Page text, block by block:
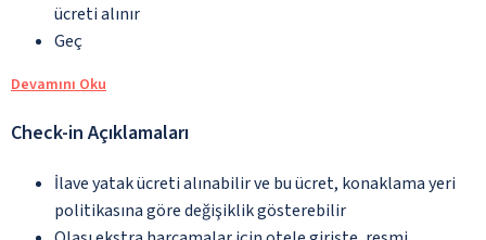
ücreti alınır
Geç
Devamını Oku
Check-in Açıklamaları
İlave yatak ücreti alınabilir ve bu ücret, konaklama yeri
politikasına göre değişiklik gösterebilir